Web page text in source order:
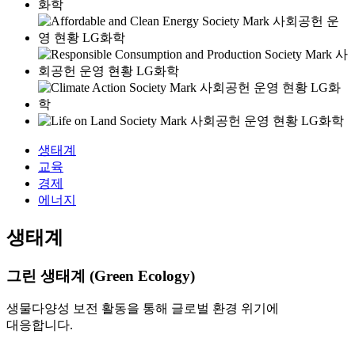
생태계
교육
경제
에너지
생태계
그린 생태계 (Green Ecology)
생물다양성 보전 활동을 통해 글로벌 환경 위기에
대응합니다.